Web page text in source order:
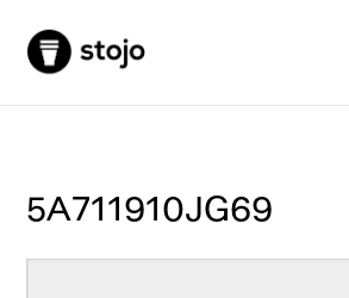
5A711910JG69